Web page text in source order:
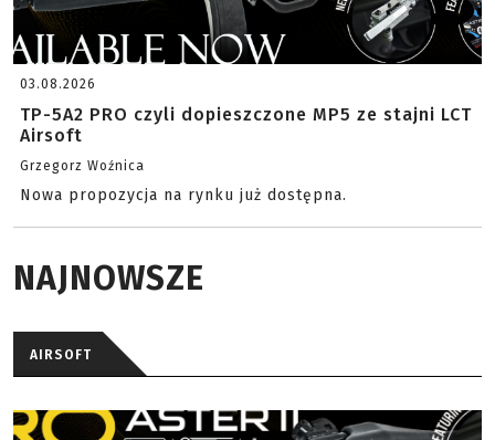
03.08.2026
TP-5A2 PRO czyli dopieszczone MP5 ze stajni LCT
Airsoft
Grzegorz Woźnica
Nowa propozycja na rynku już dostępna.
NAJNOWSZE
AIRSOFT